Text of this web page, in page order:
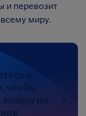
и перевозит
миру.
в
чтобы
на